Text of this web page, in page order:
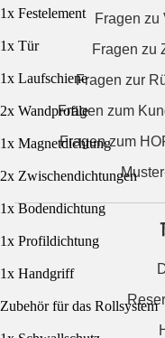
1x Festelement
1x Tür
1x Laufschiene
2x Wandprofile
1x Magnetdichtung
2x Zwischendichtungen
1x Bodendichtung
1x Profildichtung
1x Handgriff
Zubehör für das Rollsystem
Fragen zu
Fragen zu
Fragen zur
Fragen zum
Fragen zum